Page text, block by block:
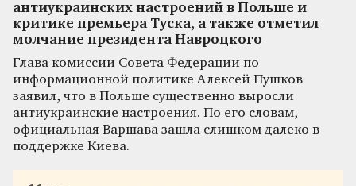
антиукраинских настроений в Польше и
критике премьера Туска, а также отметил
молчание президента Навроцкого
Глава комиссии Совета Федерации по
информационной политике Алексей Пушков
заявил, что в Польше существенно выросли
антиукраинские настроения. По его словам,
официальная Варшава зашла слишком далеко в
поддержке Киева.